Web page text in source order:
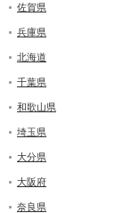
佐賀県
兵庫県
北海道
千葉県
和歌山県
埼玉県
大分県
大阪府
奈良県